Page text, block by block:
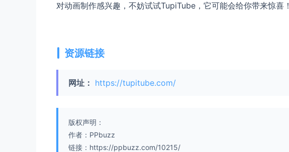
对动画制作感兴趣，不妨试试TupiTube，它可能会给你带来惊喜！
资源链接
网址： https://tupitube.com/
版权声明：
作者：PPbuzz
链接：https://ppbuzz.com/10215/